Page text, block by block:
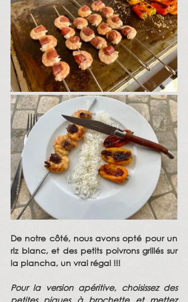
De notre côté, nous avons opté pour un
riz blanc, et des petits poivrons grillés sur
la plancha, un vrai régal !!!
Pour la version apéritive, choisissez des